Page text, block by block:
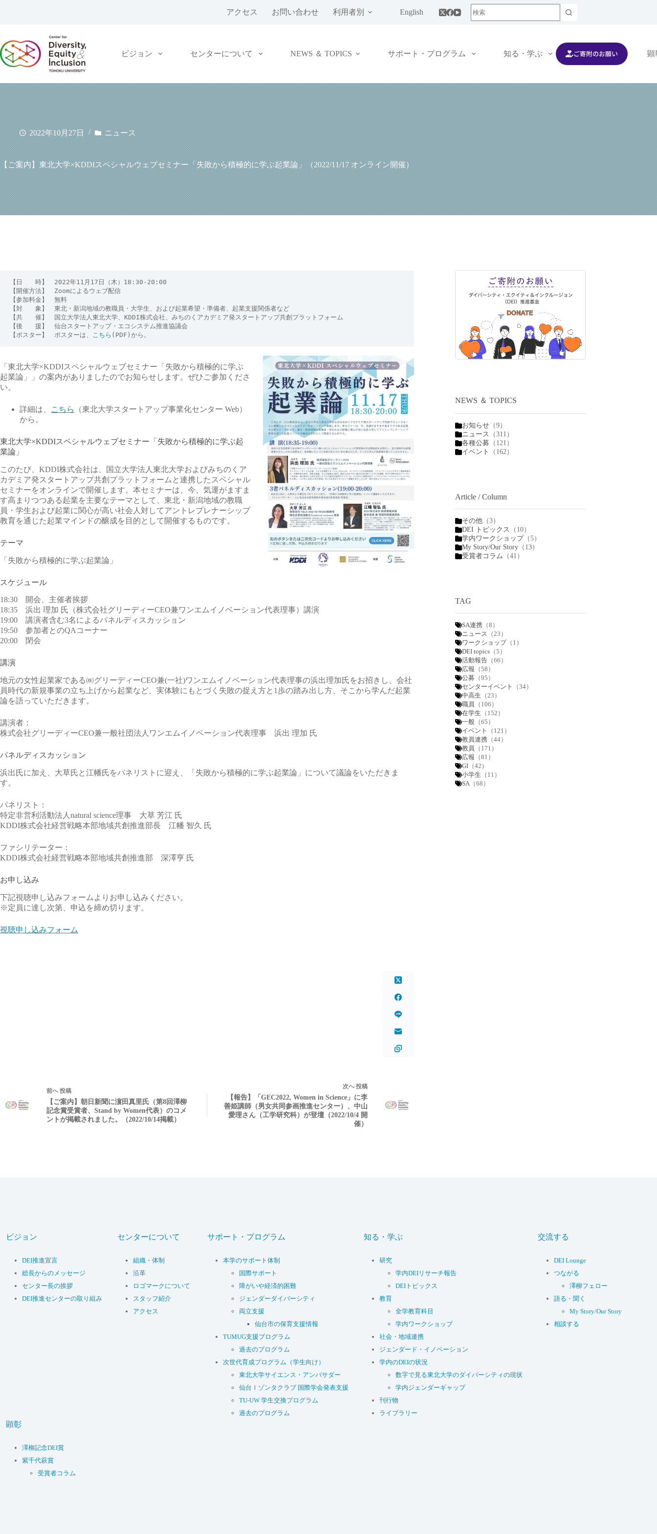
ツ
へ
ス
ッ
プ
アクセス お問い合わせ 利用者別 English
ビジョン センターについて NEWS ＆ TOPICS サポート・プログラム 知る・学ぶ 交流する 顕
ご寄附のお願い
2022年10月27日 ニュース
【ご案内】東北大学×KDDIスペシャルウェブセミナー「失敗から積極的に学ぶ起業論」（2022/11/17 オンライン開催）
【日　　時】　2022年11月17日（木）18:30-20:00
【開催方法】　Zoomによるウェブ配信
【参加料金】　無料
【対　　象】　東北・新潟地域の教職員・大学生、および起業希望・準備者、起業支援関係者など
【共　　催】　国立大学法人東北大学、KDDI株式会社、みちのくアカデミア発スタートアップ共創プラットフォーム
【後　　援】　仙台スタートアップ・エコシステム推進協議会
【ポスター】　ポスターは、 こちら
「東北大学×KDDIスペシャルウェブセミナー「失敗から積極的に学ぶ
起業論」」の案内がありましたのでお知らせします。ぜひご参加くださ
い。
詳細は、 こちら
（東北大学スタートアップ事業化センター Web）
から。
東北大学×KDDIスペシャルウェブセミナー「失敗から積極的に学ぶ起
業論」
このたび、KDDI株式会社は、国立大学法人東北大学およびみちのくア
カデミア発スタートアップ共創プラットフォームと連携したスペシャル
セミナーをオンラインで開催します。本セミナーは、今、気運がますま
す高まりつつある起業を主要なテーマとして、東北・新潟地域の教職
員・学生および起業に関心が高い社会人対してアントレプレナーシップ
教育を通じた起業マインドの醸成を目的として開催するものです。
テーマ
「失敗から積極的に学ぶ起業論」
スケジュール
18:30 開会、主催者挨拶
18:35 浜出 理加 氏（株式会社グリーディーCEO兼ワンエムイノベーション代表理事）講演
19:00 講演者含む3名によるパネルディスカッション
19:50 参加者とのQAコーナー
20:00 閉会
講演
地元の女性起業家である㈱グリーディーCEO兼(一社)ワンエムイノベーション代表理事の浜出理加氏をお招きし、会社
員時代の新規事業の立ち上げから起業など、実体験にもとづく失敗の捉え方と1歩の踏み出し方、そこから学んだ起業
論を語っていただきます。
講演者：
株式会社グリーディーCEO兼一般社団法人ワンエムイノベーション代表理事 浜出 理加 氏
パネルディスカッション
浜出氏に加え、大草氏と江幡氏をパネリストに迎え、「失敗から積極的に学ぶ起業論」について議論をいただきま
す。
パネリスト：
特定非営利活動法人natural science理事 大草 芳江 氏
KDDI株式会社経営戦略本部地域共創推進部長 江幡 智久 氏
ファシリテーター：
KDDI株式会社経営戦略本部地域共創推進部 深澤亨 氏
お申し込み
下記視聴申し込みフォームよりお申し込みください。
※定員に達し次第、申込を締め切ります。
視聴申し込みフォーム
前へ投稿
【ご案内】朝日新聞に濵田真里氏（第8回澤柳
記念賞受賞者、Stand by Women代表）のコメ
ントが掲載されました。（2022/10/14掲載）
次へ投稿
【報告】「GEC2022, Women in Science」に李
善姫講師（男女共同参画推進センター）、中山
愛理さん（工学研究科）が登壇（2022/10/4 開
催）
NEWS ＆ TOPICS
お知らせ （9）
ニュース
（311）
各種公募 （121）
イベント
（162）
Article / Column
その他 （3）
DEI トピックス
（10）
学内ワークショップ （5）
My Story/Our Story （13）
受賞者コラム （41）
TAG
SA連携 （8）
ニュース （23）
ワークショップ（1）
DEI topics （5）
活動報告 （66）
広報 （58）
公募 （95）
センターイベント
（34）
中高生 （23）
職員
（106）
在学生 （152）
一般 （65）
イベント
（121）
教員連携 （44）
教員
（171）
広報 （81）
GI （42）
小学生 （11）
SA （68）
ビジョン
DEI推進宣言
総長からのメッセージ
センター長の挨拶
DEI推進センターの取り組み
センターについて
組織・体制
沿革
ロゴマークについて
スタッフ紹介
アクセス
サポート・プログラム
本学のサポート体制
国際サポート
障がいや経済的困難
ジェンダーダイバーシティ
両立支援
仙台市の保育支援情報
TUMUG支援プログラム
過去のプログラム
次世代育成プログラム（学生向け）
東北大学サイエンス・アンバサダー
仙台Ｉゾンタクラブ 国際学会発表支援
TU-UW 学生交換プログラム
過去のプログラム
知る・学ぶ
研究
学内DEIリサーチ報告
DEIトピックス
教育
全学教育科目
学内ワークショップ
社会・地域連携
ジェンダード・イノベーション
学内のDEIの状況
数字で見る東北大学のダイバーシティの現状
学内ジェンダーギャップ
刊行物
ライブラリー
交流する
DEI Lounge
つながる
澤柳フェロー
語る・聞く
My Story/Our Story
相談する
顕彰
澤柳記念DEI賞
紫千代萩賞
受賞者コラム